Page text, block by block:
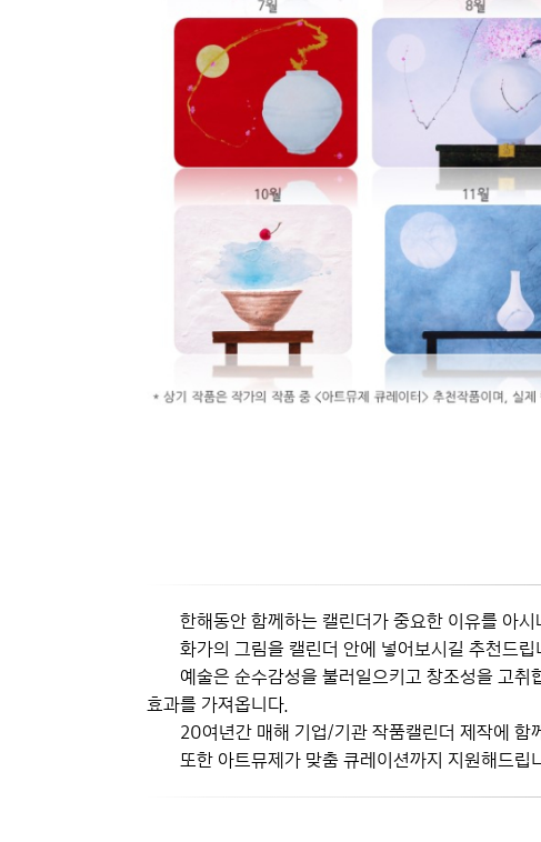
한해동안 함께하는 캘린더가 중요한 이유를 아시
화가의 그림을 캘린더 안에 넣어보시길 추천드
예술은 순수감성을 불러일으키고 창조성을 고취
효과를 가져옵니다.
20여년간 매해 기업/기관 작품캘린더 제작에 함
또한 아트뮤제가 맞춤 큐레이션까지 지원해드